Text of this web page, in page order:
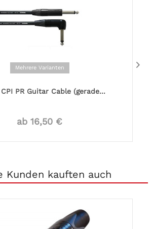
Mehrere Varianten
PR Guitar Cable (gerade...
ab 16,50 €
Kunden kauften auch